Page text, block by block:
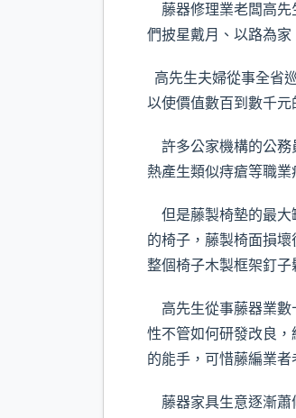
藤器修理業老闆高先
們披星戴月、以路為家
高先生夫婦從事全省
以使價值數百到數千元
許多公家機構的公務
熱產生類似痔瘡等職業
但是藤製椅墊的最大
的椅子，藤製椅面損
整個椅子木製框架釘
高先生從事藤器業數
性不管如何研發改良
的能手，可惜藤編業者
藤器家具生意逐漸蕭